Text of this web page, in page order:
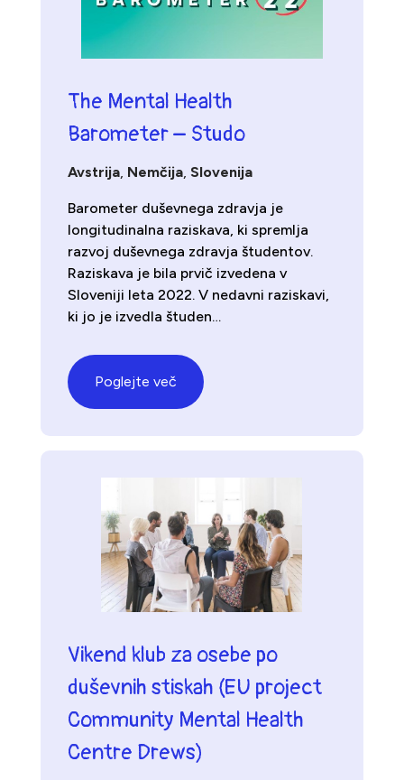
The Mental Health
Barometer – Studo
Avstrija, Nemčija, Slovenija
Barometer duševnega zdravja je
longitudinalna raziskava, ki spremlja
razvoj duševnega zdravja študentov.
Raziskava je bila prvič izvedena v
Sloveniji leta 2022. V nedavni raziskavi,
ki jo je izvedla študen…
Poglejte več
Vikend klub za osebe po
duševnih stiskah (EU project
Community Mental Health
Centre Drews)